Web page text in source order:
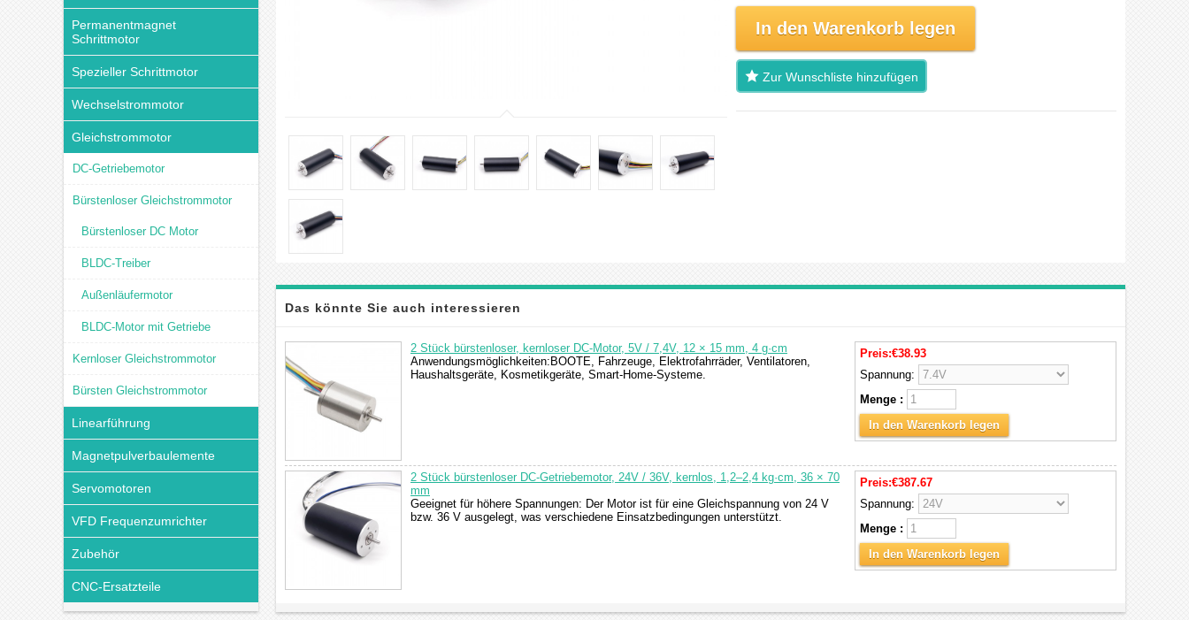
Permanentmagnet
Schrittmotor
Spezieller Schrittmotor
Wechselstrommotor
Gleichstrommotor
DC-Getriebemotor
Bürstenloser Gleichstrommotor
Bürstenloser DC Motor
BLDC-Treiber
Außenläufermotor
BLDC-Motor mit Getriebe
Kernloser Gleichstrommotor
Bürsten Gleichstrommotor
Linearführung
Magnetpulverbaulemente
Servomotoren
VFD Frequenzumrichter
Zubehör
CNC-Ersatzteile
In den Warenkorb legen
Zur Wunschliste hinzufügen
Das könnte Sie auch interessieren
2 Stück bürstenloser, kernloser DC-Motor, 5V / 7,4V, 12 × 15 mm, 4 g·cm
Anwendungsmöglichkeiten:BOOTE, Fahrzeuge, Elektrofahrräder, Ventilatoren,
Haushaltsgeräte, Kosmetikgeräte, Smart-Home-Systeme.
Preis:€38.93
Spannung:
Menge :
In den Warenkorb legen
2 Stück bürstenloser DC-Getriebemotor, 24V / 36V, kernlos, 1,2–2,4 kg·cm, 36 × 70
mm
Geeignet für höhere Spannungen: Der Motor ist für eine Gleichspannung von 24 V
bzw. 36 V ausgelegt, was verschiedene Einsatzbedingungen unterstützt.
Preis:€387.67
Spannung:
Menge :
In den Warenkorb legen